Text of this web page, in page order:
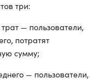
три:
— пользователи,
потратят
сумму;
— пользователи,